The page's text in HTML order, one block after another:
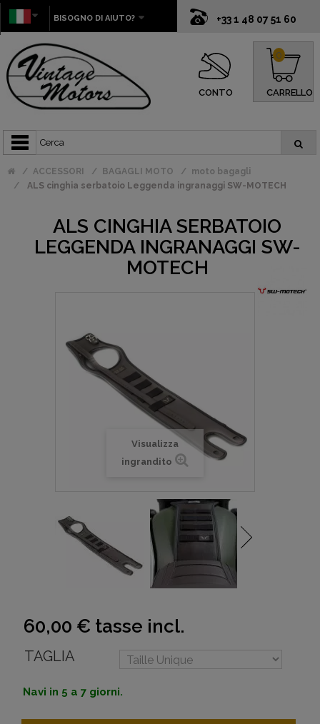
+33 1 48 07 51 60
BISOGNO DI AIUTO?
CONTO CARRELLO
0
ACCESSORI BAGAGLI MOTO
moto bagagli
ALS cinghia serbatoio Leggenda ingranaggi SW-MOTECH
ALS CINGHIA SERBATOIO
LEGGENDA INGRANAGGI SW-
MOTECH
Visualizza
ingrandito
60,00 € tasse incl.
TAGLIA
Navi in 5 a 7 giorni.